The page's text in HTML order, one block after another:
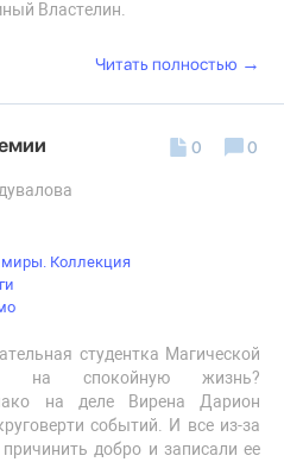
Властелин.
Читать полностью →
миры. Коллекция
студентка Магической
на спокойную жизнь?
на деле Вирена Дарион
событий. И все из-за
добро и записали ее
0 0